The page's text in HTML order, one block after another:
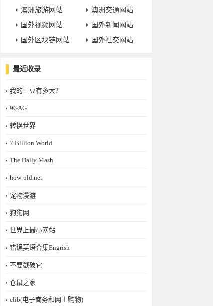
澳洲旅游网站
澳洲交通网站
国外视频网站
国外新闻网站
国外区块链网站
国外社交网站
最近收录
我的土豆有多大？
9GAG
转换世界
7 Billion World
The Daily Mash
how-old.net
宠物漫游
狗狗网
世界上最小网站
错误英语合集Engrish
不要戳破它
仓鼠之家
elib(电子商务和网上购物)